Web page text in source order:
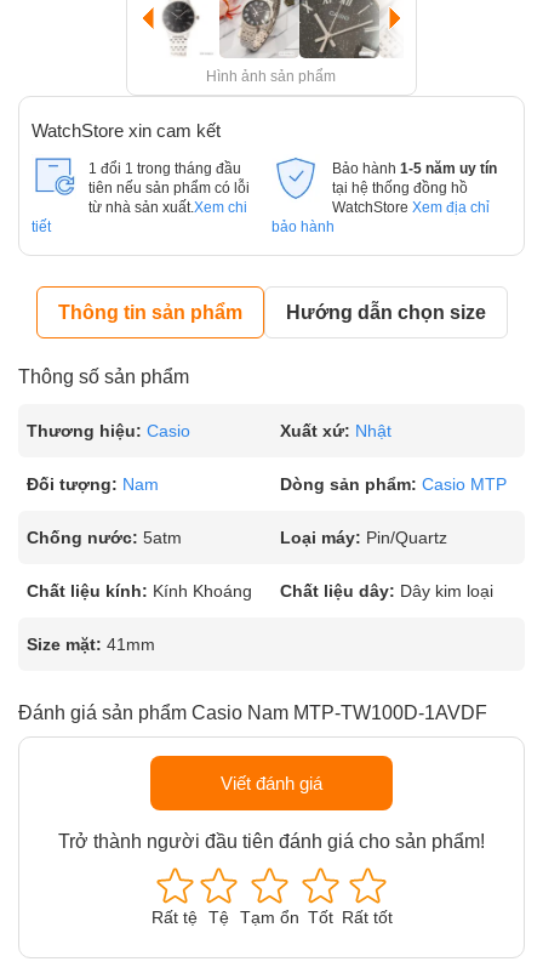
Hình ảnh sản phẩm
WatchStore xin cam kết
1 đổi 1 trong tháng đầu
tiên nếu sản phẩm có lỗi
từ nhà sản xuất. Xem chi
tiết
Bảo hành 1-5 năm uy tín
tại hệ thống đồng hồ
WatchStore Xem địa chỉ
bảo hành
Thông tin sản phẩm Hướng dẫn chọn size
Thông số sản phẩm
Thương hiệu: Casio Xuất xứ: Nhật
Đối tượng: Nam Dòng sản phẩm: Casio MTP
Chống nước: 5atm Loại máy: Pin/Quartz
Chất liệu kính: Kính Khoáng Chất liệu dây: Dây kim loại
Size mặt: 41mm
Đánh giá sản phẩm Casio Nam MTP-TW100D-1AVDF
Viết đánh giá
Trở thành người đầu tiên đánh giá cho sản phẩm!
Rất tệ Tệ Tạm ổn Tốt Rất tốt